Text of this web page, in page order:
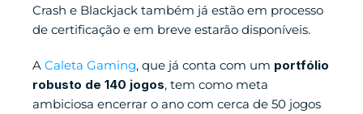
Crash e Blackjack também já estão em processo
de certificação e em breve estarão disponíveis.
A Caleta Gaming, que já conta com um portfólio
robusto de 140 jogos, tem como meta
ambiciosa encerrar o ano com cerca de 50 jogos